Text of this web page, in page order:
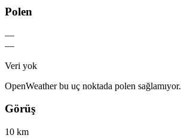
Polen
—
—
Veri yok
OpenWeather bu uç noktada polen sağlamıyor.
Görüş
10 km